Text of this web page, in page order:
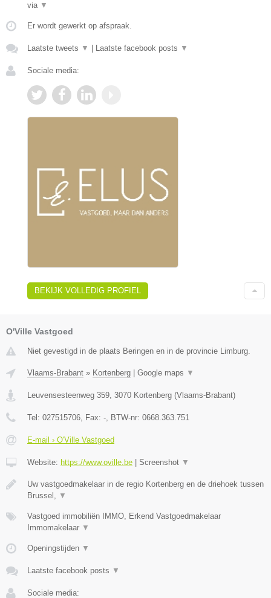
via ▼
Er wordt gewerkt op afspraak.
Laatste tweets ▼ Laatste facebook posts ▼
Sociale media:
BEKIJK VOLLEDIG PROFIEL
O'Ville Vastgoed
Niet gevestigd in de plaats Beringen en in de provincie Limburg.
Vlaams-Brabant » Kortenberg Google maps ▼
Leuvensesteenweg 359, 3070 Kortenberg (Vlaams-Brabant)
Tel: 027515706, Fax: -, BTW-nr: 0668.363.751
E-mail › O'Ville Vastgoed
Website: https://www.oville.be Screenshot ▼
Uw vastgoedmakelaar in de regio Kortenberg en de driehoek tussen
Brussel, ▼
Vastgoed immobiliën IMMO, Erkend Vastgoedmakelaar
Immomakelaar ▼
Openingstijden ▼
Laatste facebook posts ▼
Sociale media: